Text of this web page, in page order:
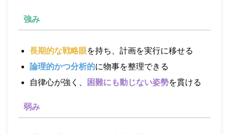
強み
長期的な戦略眼を持ち、計画を実行に移せる
論理的かつ分析的に物事を整理できる
自律心が強く、
困難にも動じない姿勢を貫ける
弱み